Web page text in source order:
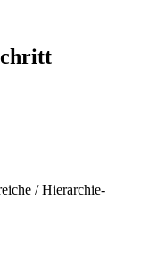
/ Hierarchie-